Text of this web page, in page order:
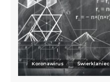
Koronawirus Świerklaniec